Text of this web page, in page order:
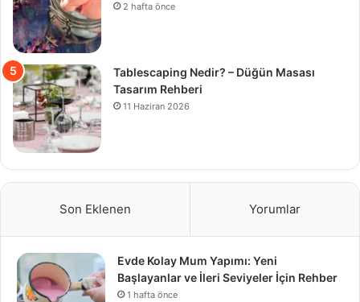
2 hafta önce
Tablescaping Nedir? – Düğün Masası
Tasarım Rehberi
11 Haziran 2026
Son Eklenen Yorumlar
Evde Kolay Mum Yapımı: Yeni
Başlayanlar ve İleri Seviyeler İçin Rehber
1 hafta önce